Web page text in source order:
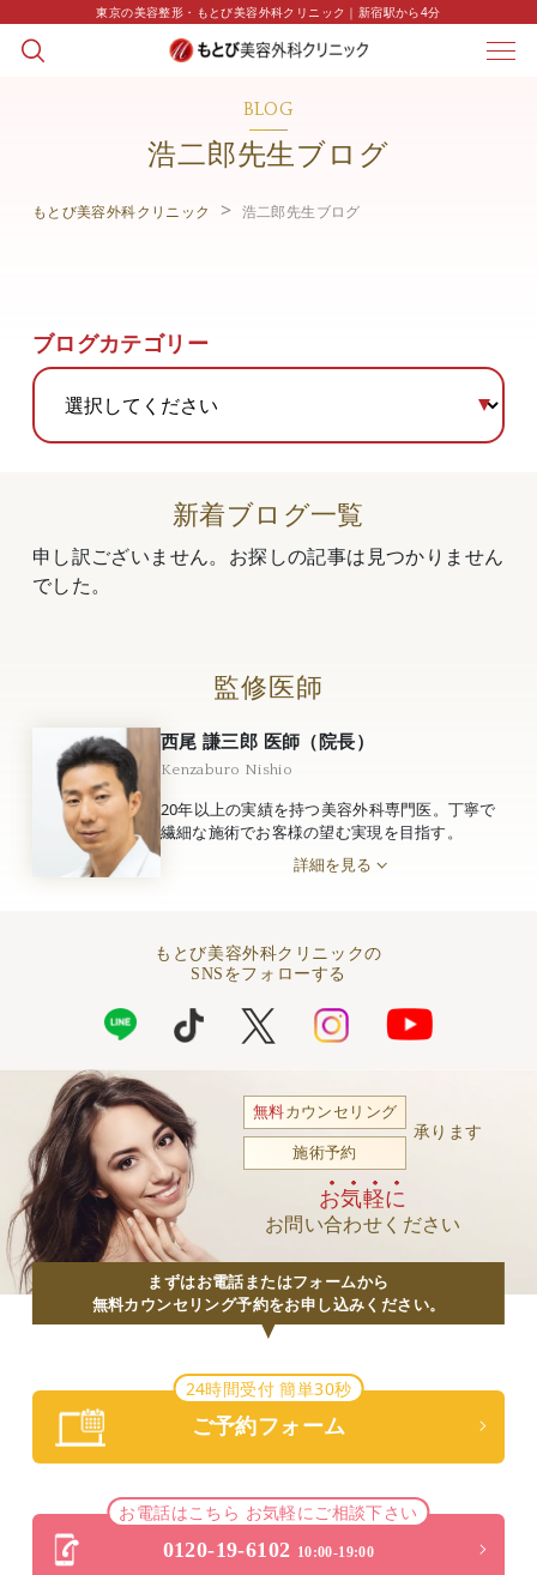
東京の美容整形・もとび美容外科クリニック｜新宿駅から4分
BLOG
浩二郎先生ブログ
もとび美容外科クリニック 浩二郎先生ブログ
ブログカテゴリー
新着ブログ一覧
申し訳ございません。お探しの記事は見つかりません
でした。
監修医師
西尾 謙三郎 医師（院長）
Kenzaburo Nishio
20年以上の実績を持つ美容外科専門医。丁寧で
繊細な施術でお客様の望む実現を目指す。
詳細を見る
もとび美容外科クリニックの
SNSをフォローする
無料カウンセリング
施術予約
承ります
お気軽に
お問い合わせください
まずはお電話またはフォームから
無料カウンセリング予約をお申し込みください。
24時間受付 簡単30秒
ご予約フォーム
お電話はこちら お気軽にご相談下さい
0120-19-6102 10:00-19:00